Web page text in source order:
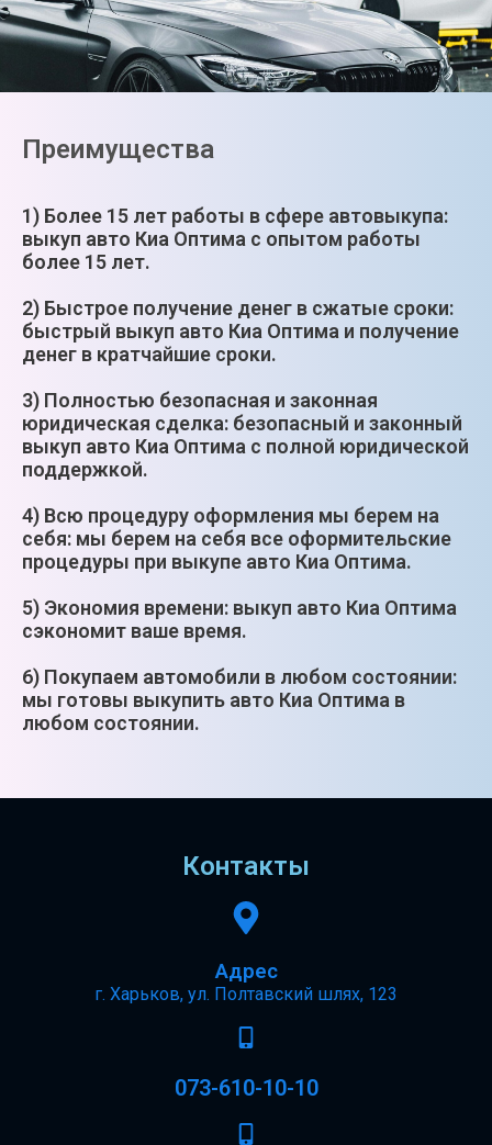
Преимущества
1) Более 15 лет работы в сфере автовыкупа:
выкуп авто Киа Оптима с опытом работы
более 15 лет.
2) Быстрое получение денег в сжатые сроки:
быстрый выкуп авто Киа Оптима и получение
денег в кратчайшие сроки.
3) Полностью безопасная и законная
юридическая сделка: безопасный и законный
выкуп авто Киа Оптима с полной юридической
поддержкой.
4) Всю процедуру оформления мы берем на
себя: мы берем на себя все оформительские
процедуры при выкупе авто Киа Оптима.
5) Экономия времени: выкуп авто Киа Оптима
сэкономит ваше время.
6) Покупаем автомобили в любом состоянии:
мы готовы выкупить авто Киа Оптима в
любом состоянии.
Контакты
Адрес
г. Харьков, ул. Полтавский шлях, 123
073-610-10-10